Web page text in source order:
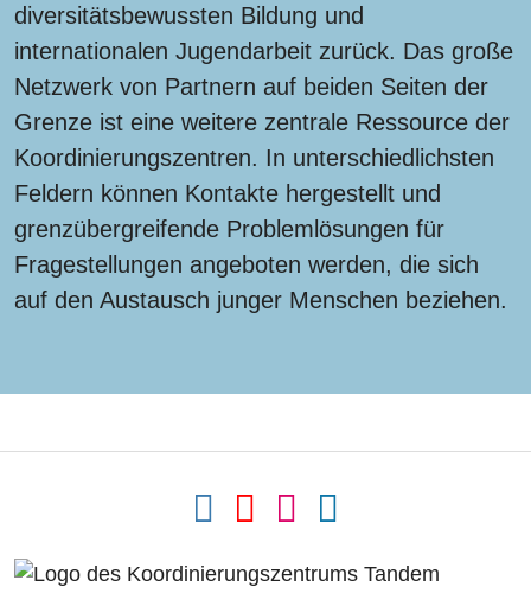
diversitätsbewussten Bildung und
internationalen Jugendarbeit zurück. Das große
Netzwerk von Partnern auf beiden Seiten der
Grenze ist eine weitere zentrale Ressource der
Koordinierungszentren. In unterschiedlichsten
Feldern können Kontakte hergestellt und
grenzübergreifende Problemlösungen für
Fragestellungen angeboten werden, die sich
auf den Austausch junger Menschen beziehen.